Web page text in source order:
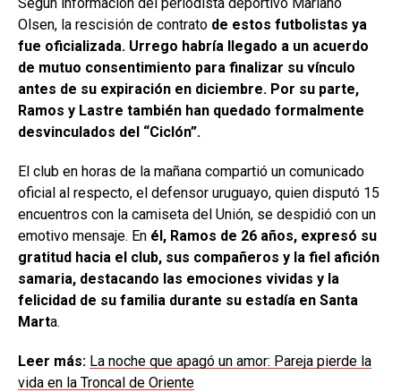
Olsen, la rescisión de contrato de estos futbolistas ya
fue oficializada. Urrego habría llegado a un acuerdo
de mutuo consentimiento para finalizar su vínculo
antes de su expiración en diciembre. Por su parte,
Ramos y Lastre también han quedado formalmente
desvinculados del “Ciclón”.
El club en horas de la mañana compartió un comunicado
oficial al respecto, el defensor uruguayo, quien disputó 15
encuentros con la camiseta del Unión, se despidió con un
emotivo mensaje. En él, Ramos de 26 años, expresó su
gratitud hacia el club, sus compañeros y la fiel afición
samaria, destacando las emociones vividas y la
felicidad de su familia durante su estadía en Santa
Marta.
Leer más: La noche que apagó un amor: Pareja pierde la
vida en la Troncal de Oriente